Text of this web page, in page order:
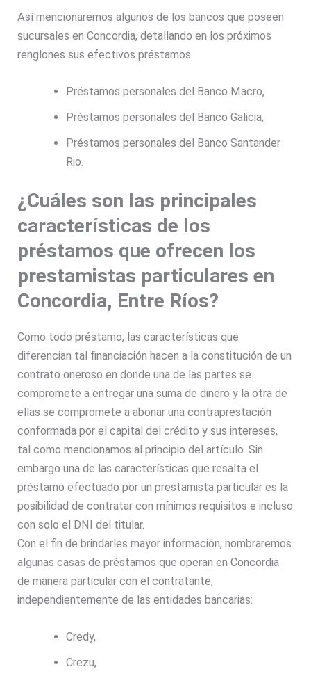
Así mencionaremos algunos de los bancos que poseen
sucursales en Concordia, detallando en los próximos
renglones sus efectivos préstamos.
Préstamos personales del Banco Macro,
Préstamos personales del Banco Galicia,
Préstamos personales del Banco Santander
Rio.
¿Cuáles son las principales
características de los
préstamos que ofrecen los
prestamistas particulares en
Concordia, Entre Ríos?
Como todo préstamo, las características que
diferencian tal financiación hacen a la constitución de un
contrato oneroso en donde una de las partes se
compromete a entregar una suma de dinero y la otra de
ellas se compromete a abonar una contraprestación
conformada por el capital del crédito y sus intereses,
tal como mencionamos al principio del artículo. Sin
embargo una de las características que resalta el
préstamo efectuado por un prestamista particular es la
posibilidad de contratar con mínimos requisitos e incluso
consolo el DNI del titular.
Con el fin de brindarles mayor información, nombraremos
algunas casas de préstamos que operan en Concordia
de manera particular con el contratante,
independientemente de las entidades bancarias:
Credy,
Crezu,